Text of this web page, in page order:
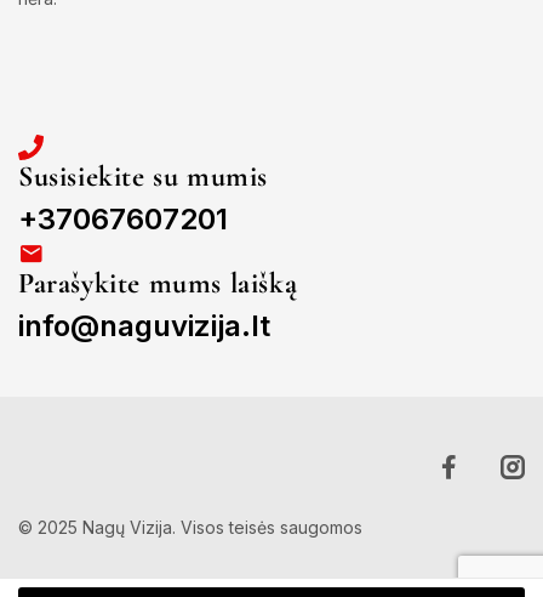
Susisiekite su mumis
+37067607201
Parašykite mums laišką
info@naguvizija.lt
© 2025 Nagų Vizija. Visos teisės saugomos